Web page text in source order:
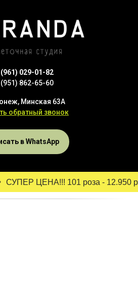
029-01-82
862-65-60
Минская 63А
обратный звонок
в WhatsApp
СУПЕР ЦЕНА!!! 101 роза - 12.950